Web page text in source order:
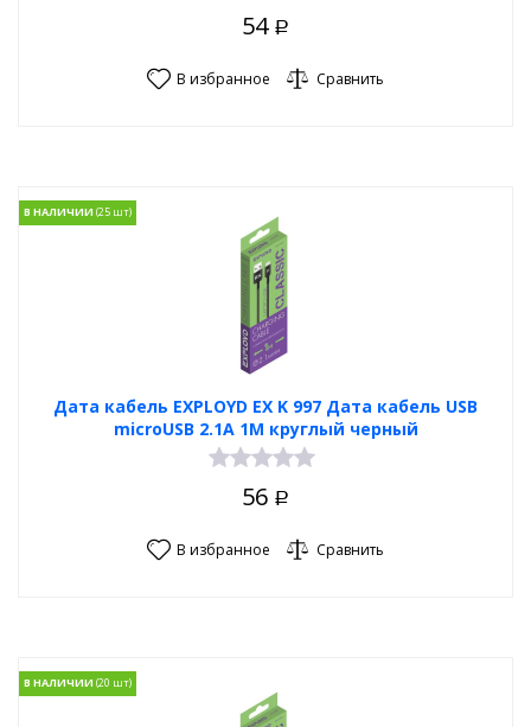
54 Р
В избранное Сравнить
Дата кабель EXPLOYD EX K 997 Дата кабель USB
microUSB 2.1A 1М круглый черный
В НАЛИЧИИ
56 Р
В избранное Сравнить
В НАЛИЧИИ